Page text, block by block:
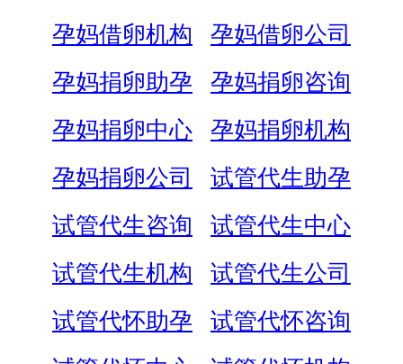
孕妈借卵机构
孕妈借卵公司
孕妈捐卵助孕
孕妈捐卵咨询
孕妈捐卵中心
孕妈捐卵机构
孕妈捐卵公司
试管代生助孕
试管代生咨询
试管代生中心
试管代生机构
试管代生公司
试管代怀助孕
试管代怀咨询